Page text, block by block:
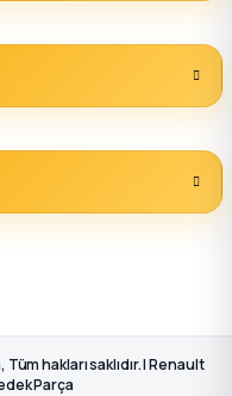
hakları saklıdır. | Renault
Parça